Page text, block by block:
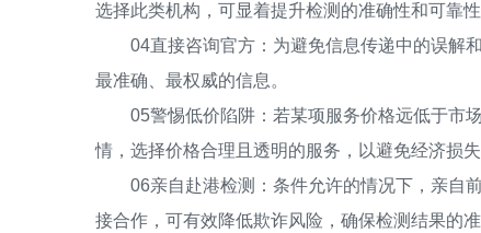
选择此类机构，可显着提升检测的准确性和可靠性
04直接咨询官方：为避免信息传递中的误解和
最准确、最权威的信息。
05警惕低价陷阱：若某项服务价格远低于市场
情，选择价格合理且透明的服务，以避免经济损失
06亲自赴港检测：条件允许的情况下，亲自前
接合作，可有效降低欺诈风险，确保检测结果的准